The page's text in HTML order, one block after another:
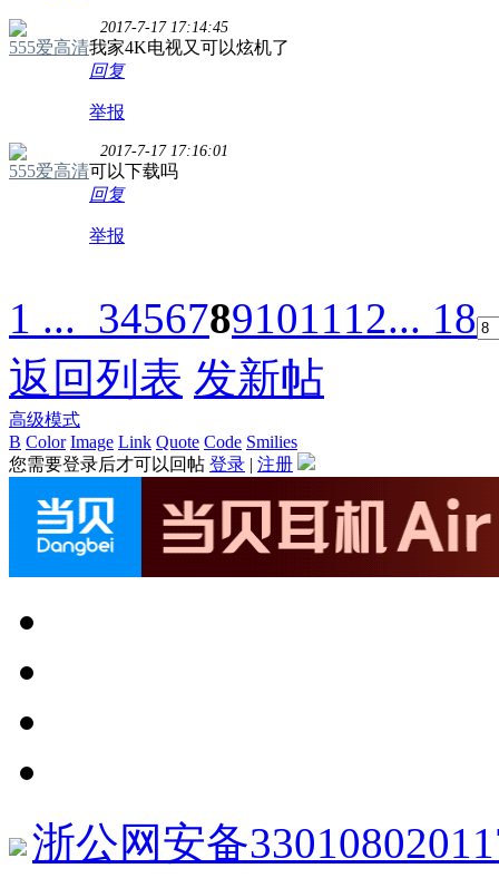
555爱高清
2017-7-17 17:14:45
我家4K电视又可以炫机了
回复
举报
555爱高清
2017-7-17 17:16:01
可以下载吗
回复
举报
1 ... 3456789101112... 18
返回列表 发新帖
高级模式
B Color Image Link Quote Code Smilies
您需要登录后才可以回帖 登录 | 注册
浙公网安备